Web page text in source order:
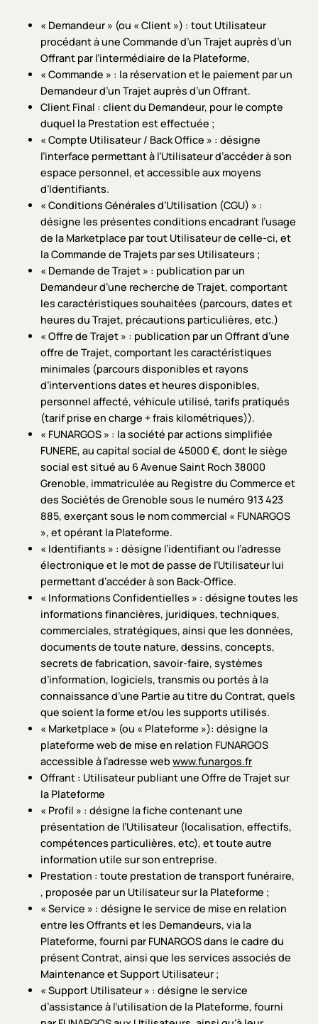
« Demandeur » (ou « Client ») : tout Utilisateur
procédant à une Commande d’un Trajet auprès d’un
Offrant par l’intermédiaire de la Plateforme,
« Commande » : la réservation et le paiement par un
Demandeur d’un Trajet auprès d’un Offrant.
Client Final : client du Demandeur, pour le compte
duquel la Prestation est effectuée ;
« Compte Utilisateur / Back Office » : désigne
l’interface permettant à l’Utilisateur d’accéder à son
espace personnel, et accessible aux moyens
d’Identifiants.
« Conditions Générales d’Utilisation (CGU) » :
désigne les présentes conditions encadrant l’usage
de la Marketplace par tout Utilisateur de celle-ci, et
la Commande de Trajets par ses Utilisateurs ;
« Demande de Trajet » : publication par un
Demandeur d’une recherche de Trajet, comportant
les caractéristiques souhaitées (parcours, dates et
heures du Trajet, précautions particulières, etc.)
« Offre de Trajet » : publication par un Offrant d’une
offre de Trajet, comportant les caractéristiques
minimales (parcours disponibles et rayons
d’interventions dates et heures disponibles,
personnel affecté, véhicule utilisé, tarifs pratiqués
(tarif prise en charge + frais kilométriques)).
« FUNARGOS » : la société par actions simplifiée
FUNERE, au capital social de 45000 €, dont le siège
social est situé au 6 Avenue Saint Roch 38000
Grenoble, immatriculée au Registre du Commerce et
des Sociétés de Grenoble sous le numéro 913 423
885, exerçant sous le nom commercial « FUNARGOS
», et opérant la Plateforme.
« Identifiants » : désigne l’identifiant ou l’adresse
électronique et le mot de passe de l’Utilisateur lui
permettant d’accéder à son Back-Office.
« Informations Confidentielles » : désigne toutes les
informations financières, juridiques, techniques,
commerciales, stratégiques, ainsi que les données,
documents de toute nature, dessins, concepts,
secrets de fabrication, savoir-faire, systèmes
d’information, logiciels, transmis ou portés à la
connaissance d’une Partie au titre du Contrat, quels
que soient la forme et/ou les supports utilisés.
« Marketplace » (ou « Plateforme »): désigne la
plateforme web de mise en relation FUNARGOS
accessible à l’adresse web www.funargos.fr
Offrant : Utilisateur publiant une Offre de Trajet sur
la Plateforme
« Profil » : désigne la fiche contenant une
présentation de l’Utilisateur (localisation, effectifs,
compétences particulières, etc), et toute autre
information utile sur son entreprise.
Prestation : toute prestation de transport funéraire,
, proposée par un Utilisateur sur la Plateforme ;
« Service » : désigne le service de mise en relation
entre les Offrants et les Demandeurs, via la
Plateforme, fourni par FUNARGOS dans le cadre du
présent Contrat, ainsi que les services associés de
Maintenance et Support Utilisateur ;
« Support Utilisateur » : désigne le service
d’assistance à l’utilisation de la Plateforme, fourni